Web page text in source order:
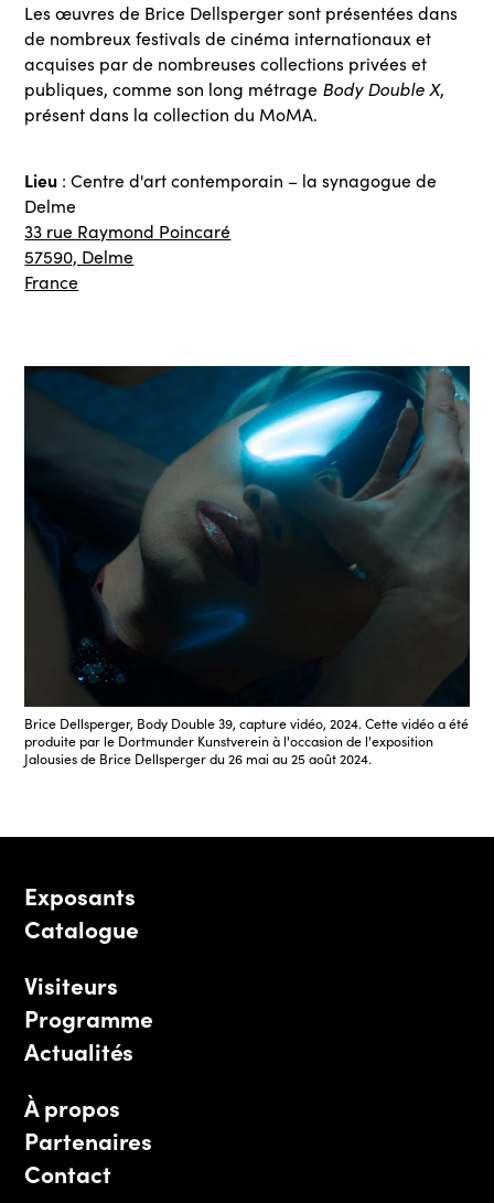
Les œuvres de Brice Dellsperger sont présentées dans
de nombreux festivals de cinéma internationaux et
acquises par de nombreuses collections privées et
publiques, comme son long métrage Body Double X,
présent dans la collection du MoMA.
Lieu : Centre d'art contemporain – la synagogue de
Delme
33 rue Raymond Poincaré
57590, Delme
France
Brice Dellsperger, Body Double 39, capture vidéo, 2024. Cette vidéo a été
produite par le Dortmunder Kunstverein à l'occasion de l'exposition
Jalousies de Brice Dellsperger du 26 mai au 25 août 2024.
Exposants
Catalogue
Visiteurs
Programme
Actualités
À propos
Partenaires
Contact